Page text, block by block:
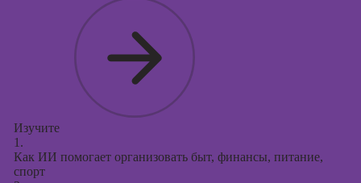
Изучите
1.
Как ИИ помогает организовать быт, финансы, питание,
спорт